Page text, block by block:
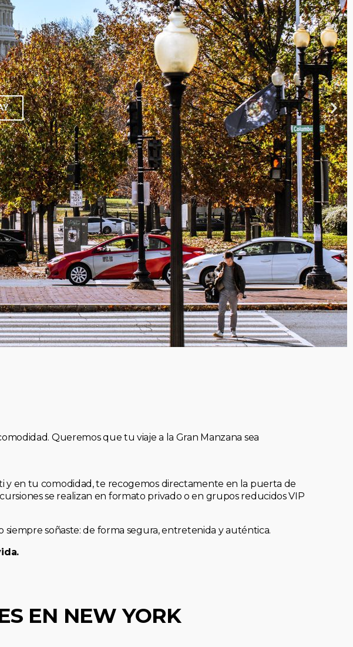
Queremos que tu viaje a la Gran Manzana sea
y en tu comodidad, te recogemos directamente en la puerta de
se realizan en formato privado o en grupos reducidos VIP
soñaste: de forma segura, entretenida y auténtica.
EN NEW YORK